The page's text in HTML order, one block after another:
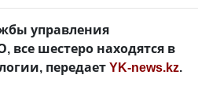
управления
все шестеро находятся в
передаетYK-news.kz.